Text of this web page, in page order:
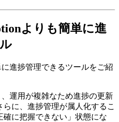
よりも簡単に進
進捗管理できるツールをご紹
運用が複雑なため進捗の更新
に、進捗管理が属人化するこ
に把握できない」状態にな